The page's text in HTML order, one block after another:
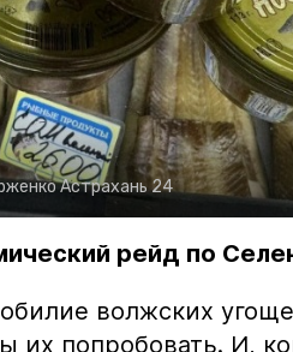
Астрахань 24
рейд по
волжских
их попробовать. И,